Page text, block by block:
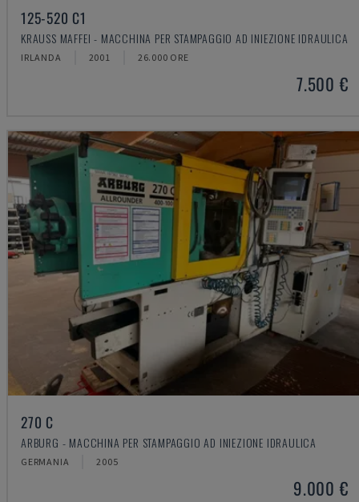
125-520 C1
KRAUSS MAFFEI - MACCHINA PER STAMPAGGIO AD INIEZIONE IDRAULICA
IRLANDA 2001 26.000 ORE
7.500 €
270 C
ARBURG - MACCHINA PER STAMPAGGIO AD INIEZIONE IDRAULICA
GERMANIA 2005
9.000 €